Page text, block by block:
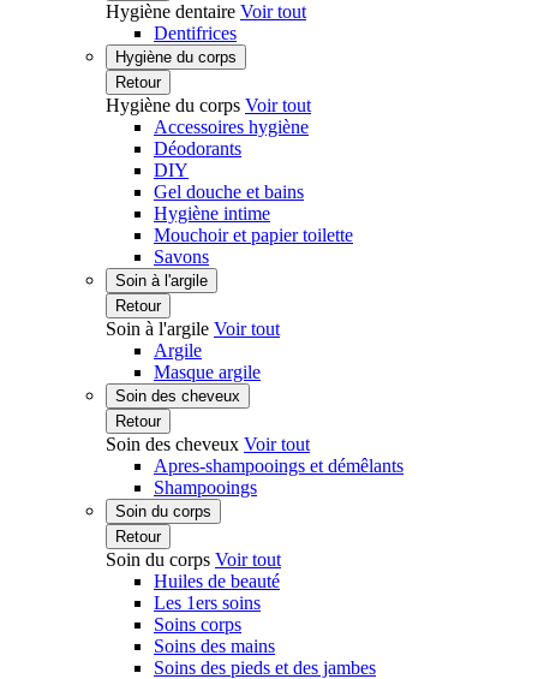
Hygiène dentaire Voir tout
Dentifrices
Hygiène du corps
Retour
Hygiène du corps Voir tout
Accessoires hygiène
Déodorants
DIY
Gel douche et bains
Hygiène intime
Mouchoir et papier toilette
Savons
Soin à l'argile
Retour
Soin à l'argile Voir tout
Argile
Masque argile
Soin des cheveux
Retour
Soin des cheveux Voir tout
Apres-shampooings et démêlants
Shampooings
Soin du corps
Retour
Soin du corps Voir tout
Huiles de beauté
Les 1ers soins
Soins corps
Soins des mains
Soins des pieds et des jambes